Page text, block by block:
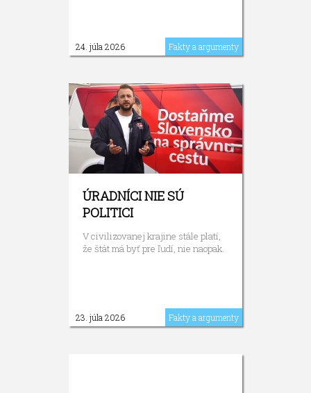
24. júla 2026 Fakty a argumenty
ÚRADNÍCI NIE SÚ
POLITICI
V civilizovanej krajine stále platí,
že štát má byť pre ľudí, nie naopak.
23. júla 2026 Fakty a argumenty